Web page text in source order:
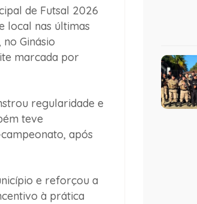
de Futsal 2026
local nas últimas
Ginásio
marcada por
regularidade e
teve
após
e reforçou a
à prática